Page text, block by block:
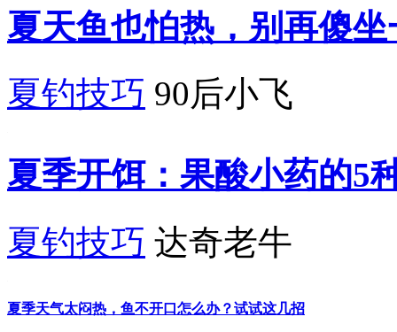
夏天鱼也怕热，别再傻
夏钓技巧 90后小飞
夏季开饵：果酸小药的5
夏钓技巧 达奇老牛
夏季天气太闷热，鱼不开口怎么办？试试这几招